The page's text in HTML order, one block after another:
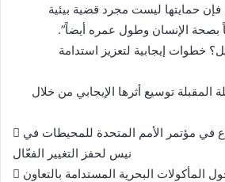
حمايتها ليست مجرد قضية بيئية
بصحة الإنسان وطول عمره أيضاً”.
خطوات إيجابية لتعزيز استدامة
المقبلة توسيع أثرها الإيجابي من خلال
 التعاون مع قادة القطاع في مؤتمر الأمم المتحدة للمحيطات في
نيس لحفز التغيير الفعّال
 إطلاق برنامج تدريبي حول المأكولات البحرية المستدامة بالتعاون